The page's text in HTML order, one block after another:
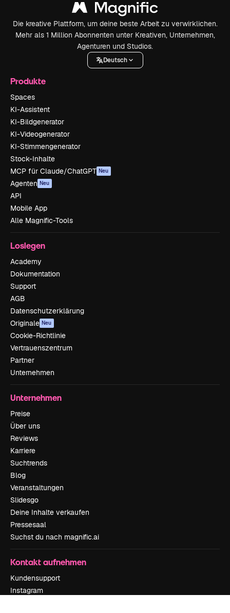
Die kreative Plattform, um deine beste Arbeit zu verwirklichen.
Mehr als 1 Million Abonnenten unter Kreativen, Unternehmen,
Agenturen und Studios.
Deutsch
Produkte
Spaces
KI-Assistent
KI-Bildgenerator
KI-Videogenerator
KI-Stimmengenerator
Stock-Inhalte
MCP für Claude/ChatGPT Neu
Agenten Neu
API
Mobile App
Alle Magnific-Tools
Loslegen
Academy
Dokumentation
Support
AGB
Datenschutzerklärung
Originale Neu
Cookie-Richtlinie
Vertrauenszentrum
Partner
Unternehmen
Unternehmen
Preise
Über uns
Reviews
Karriere
Suchtrends
Blog
Veranstaltungen
Slidesgo
Deine Inhalte verkaufen
Pressesaal
Suchst du nach magnific.ai
Kontakt aufnehmen
Kundensupport
Instagram